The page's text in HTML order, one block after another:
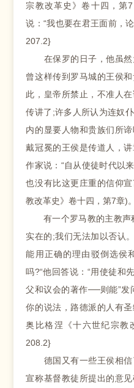
宗教改革史》卷十四，第
说：“我也要在君王面前，
207.2}
在保罗的日子，他虽然
曾这样传到罗马城的王侯
此，皇帝所禁止，不准人
传讲了;许多人所认为连奴
内的显要人物和贵族们所
戴冠冕的王侯是传道人，
作家说：“自从使徒时代以
也没有比这更庄重的信仰
教改革史》卷十四，第7章)
有一个罗马教的主教声
实在的;我们无法加以否认
能用正确的理由驳倒选侯
吗?“他回答说：“用使徒
父和议会的著作──则能”发
你的说法，路德派的人有
奥比格涅《十六世纪宗教
208.2}
德国又有一些王侯相信
宣称基督教徒所提出的意